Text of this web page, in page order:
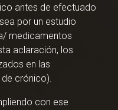
antes de efectuado
por un estudio
medicamentos
aclaración, los
en las
crónico).
con ese